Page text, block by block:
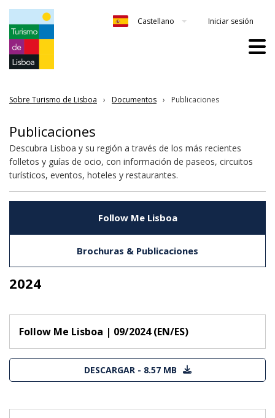
Castellano Iniciar sesión
Sobre Turismo de Lisboa Documentos Publicaciones
Publicaciones
Descubra Lisboa y su región a través de los más recientes
folletos y guías de ocio, con información de paseos, circuitos
turísticos, eventos, hoteles y restaurantes.
Follow Me Lisboa
Brochuras & Publicaciones
2024
Follow Me Lisboa | 09/2024 (EN/ES)
DESCARGAR - 8.57 MB